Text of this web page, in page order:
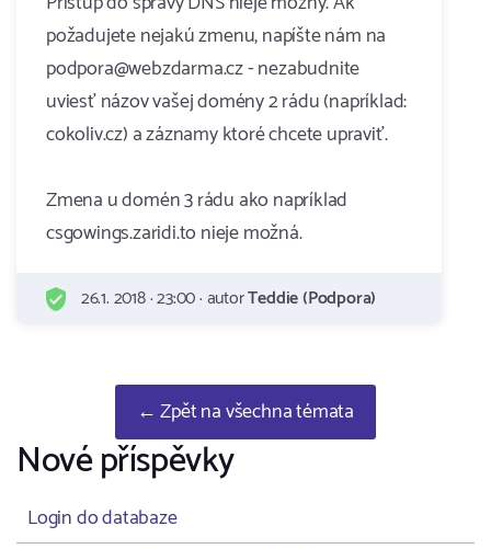
požadujete nejakú zmenu, napíšte nám na
podpora@webzdarma.cz - nezabudnite
uviesť názov vašej domény 2 rádu (napríklad:
cokoliv.cz) a záznamy ktoré chcete upraviť.
Zmena u domén 3 rádu ako napríklad
csgowings.zaridi.to nieje možná.
26.1. 2018 · 23:00 · autorTeddie (Podpora)
← Zpět na všechna témata
Nové příspěvky
Login do databaze